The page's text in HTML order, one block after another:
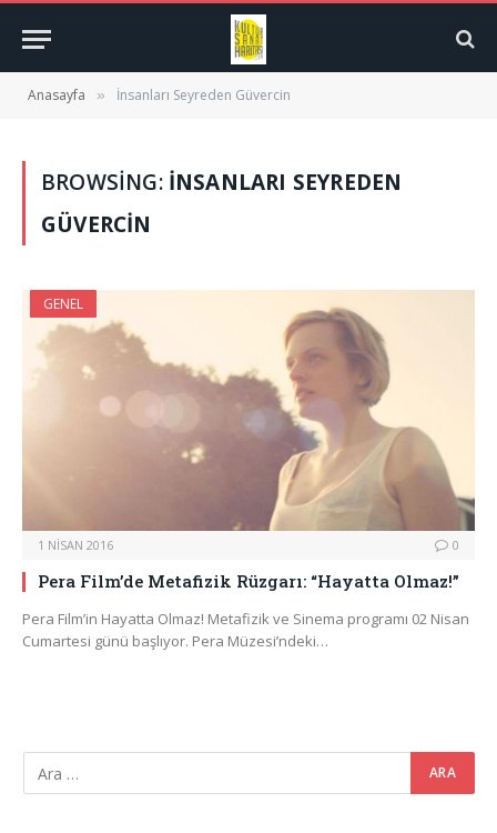
Anasayfa » İnsanları Seyreden Güvercin
BROWSING: İNSANLARI SEYREDEN
GÜVERCIN
GENEL
1 NISAN 2016 0
Pera Film’de Metafizik Rüzgarı: “Hayatta Olmaz!”
Pera Film’in Hayatta Olmaz! Metafizik ve Sinema programı 02 Nisan
Cumartesi günü başlıyor. Pera Müzesi’ndeki…